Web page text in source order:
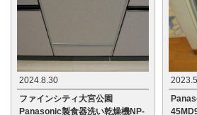
2024.8.30
ファインシティ大宮公園
Panasonic製食器洗い乾燥機NP-